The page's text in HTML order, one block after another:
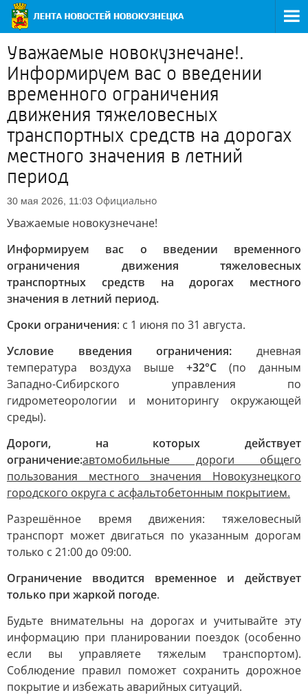
Уважаемые новокузнечане!.
Информируем вас о введении
временного ограничения
движения тяжеловесных
транспортных средств на дорогах
местного значения в летний
период
30 мая 2026, 11:03 Официально
Уважаемые новокузнечане!
Информируем вас о введении временного
ограничения движения тяжеловесных
транспортных средств на дорогах местного
значения в летний период.
Сроки ограничения: с 1 июня по 31 августа.
Условие введения ограничения: дневная
температура воздуха выше +32°С (по данным
Западно-Сибирского управления по
гидрометеорологии и мониторингу окружающей
среды).
Дороги, на которых действует
ограничение:автомобильные дороги общего
пользования местного значения Новокузнецкого
городского округа с асфальтобетонным покрытием.
Разрешённое время движения: тяжеловесный
транспорт может двигаться по указанным дорогам
только с 21:00 до 09:00.
Ограничение вводится временное и действует
только при жаркой погоде.
Будьте внимательны на дорогах и учитывайте эту
информацию при планировании поездок (особенно
если вы управляете тяжелым транспортом).
Соблюдение правил поможет сохранить дорожное
покрытие и избежать аварийных ситуаций.